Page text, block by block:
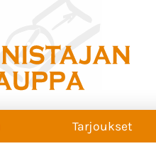
Tarjoukset